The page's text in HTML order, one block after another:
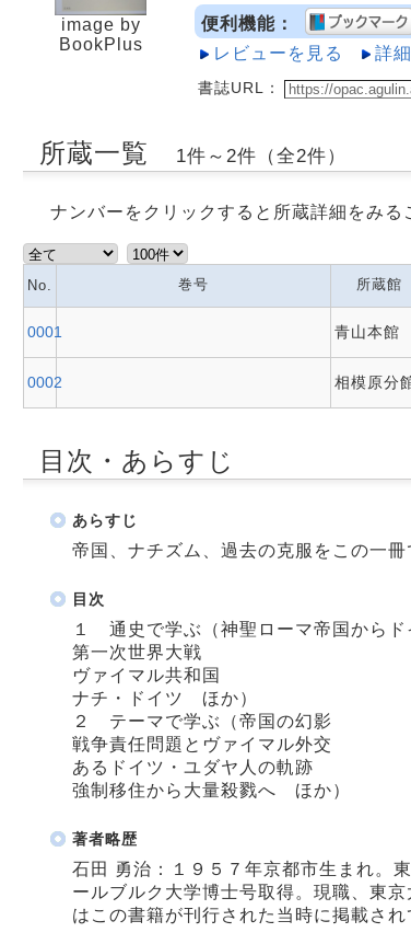
image by
BookPlus
便利機能：
レビューを見る
詳
書誌URL：
所蔵一覧 1件～2件（全2件）
ナンバーをクリックすると所蔵詳細をみる
No. 巻号 所蔵館
0001 青山本館
0002 相模原分
目次・あらすじ
あらすじ
帝国、ナチズム、過去の克服をこの一
目次
１ 通史で学ぶ（神聖ローマ帝国からド
第一次世界大戦
ヴァイマル共和国
ナチ・ドイツ ほか）
２ テーマで学ぶ（帝国の幻影
戦争責任問題とヴァイマル外交
あるドイツ・ユダヤ人の軌跡
強制移住から大量殺戮へ ほか）
著者略歴
石田 勇治：１９５７年京都市生まれ。
ールブルク大学博士号取得。現職、東
はこの書籍が刊行された当時に掲載さ